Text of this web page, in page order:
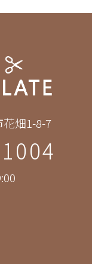
花畑1-8-7